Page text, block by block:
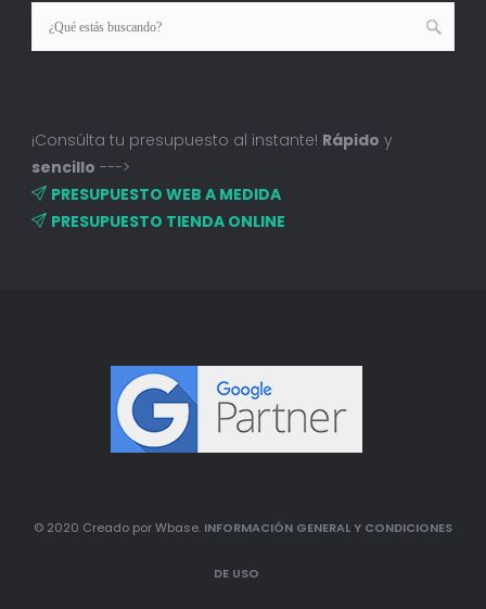
¡Consúlta tu presupuesto al instante! Rápido y
sencillo --->
PRESUPUESTO WEB A MEDIDA
PRESUPUESTO TIENDA ONLINE
© 2020 Creado por Wbase. INFORMACIÓN GENERAL Y CONDICIONES
DE USO